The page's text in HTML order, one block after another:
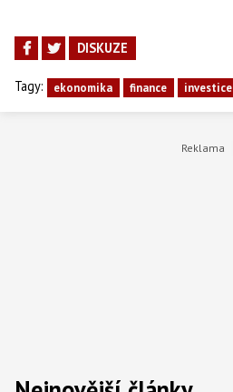
DISKUZE
Tagy: ekonomika finance investice